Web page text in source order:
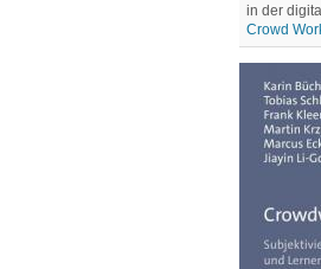
in der
Crowd